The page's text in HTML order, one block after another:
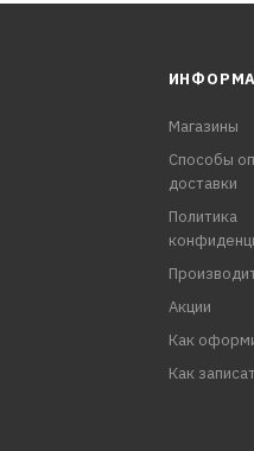
Магазины
Способы
доставки
Политика
Акции
Как
Как